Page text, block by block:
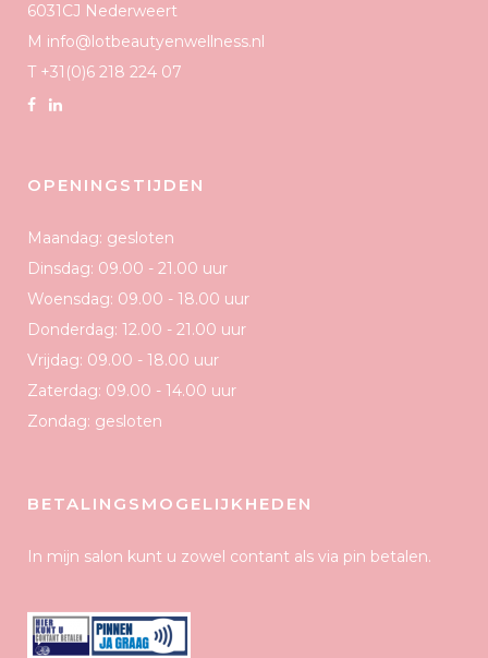
6031CJ Nederweert
M info@lotbeautyenwellness.nl
T +31(0)6 218 224 07
OPENINGSTIJDEN
Maandag: gesloten
Dinsdag: 09.00 - 21.00 uur
Woensdag: 09.00 - 18.00 uur
Donderdag: 12.00 - 21.00 uur
Vrijdag: 09.00 - 18.00 uur
Zaterdag: 09.00 - 14.00 uur
Zondag: gesloten
BETALINGSMOGELIJKHEDEN
In mijn salon kunt u zowel contant als via pin betalen.